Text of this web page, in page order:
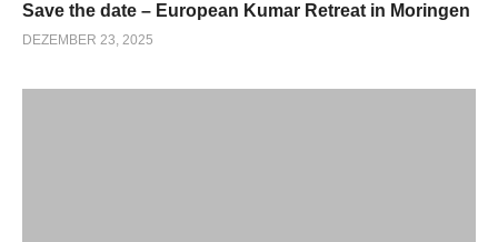
Save the date – European Kumar Retreat in Moringen
DEZEMBER 23, 2025